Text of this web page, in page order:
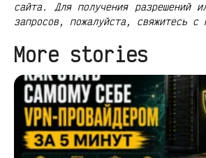
сайта. Для получения разрешений
запросов, пожалуйста, свяжитесь с
More stories